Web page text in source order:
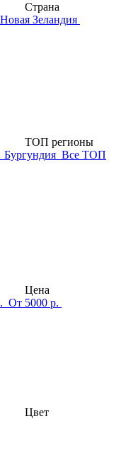
Страна
Новая Зеландия
ТОП регионы
Бургундия Все ТОП
Цена
От 5000 р.
Цвет